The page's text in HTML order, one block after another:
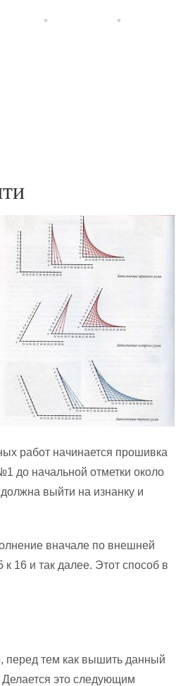
работ начинается прошивка
до начальной отметки около
выйти на изнанку и
вначале по внешней
к 16 и так далее. Этот способ в
перед тем как вышить данный
Делается это следующим